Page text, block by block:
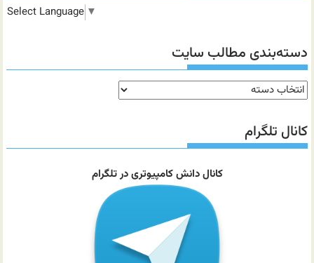
Select Language ▼
دسته‌بندی مطالب سایت
دسته‌بندی
مطالب
سایت
کانال تلگرام
کانال دانش کامپیوتری در تلگرام